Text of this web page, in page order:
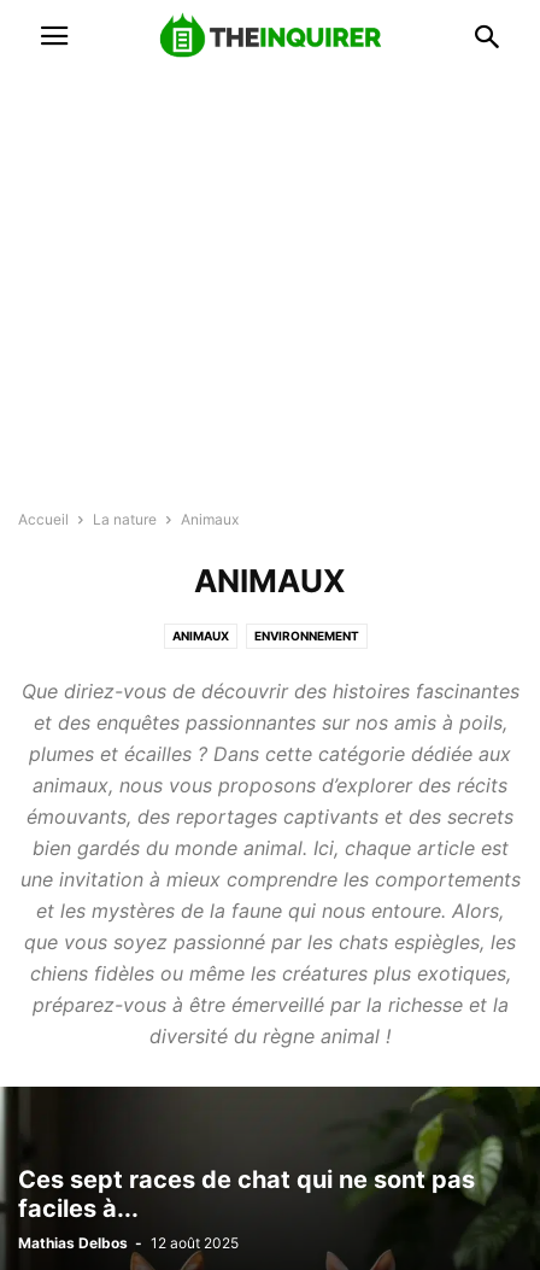
Accueil La nature Animaux
ANIMAUX
ANIMAUX ENVIRONNEMENT
Que diriez-vous de découvrir des histoires fascinantes
et des enquêtes passionnantes sur nos amis à poils,
plumes et écailles ? Dans cette catégorie dédiée aux
animaux, nous vous proposons d’explorer des récits
émouvants, des reportages captivants et des secrets
bien gardés du monde animal. Ici, chaque article est
une invitation à mieux comprendre les comportements
et les mystères de la faune qui nous entoure. Alors,
que vous soyez passionné par les chats espiègles, les
chiens fidèles ou même les créatures plus exotiques,
préparez-vous à être émerveillé par la richesse et la
diversité du règne animal !
Ces sept races de chat qui ne sont pas
faciles à...
Mathias Delbos - 12 août 2025